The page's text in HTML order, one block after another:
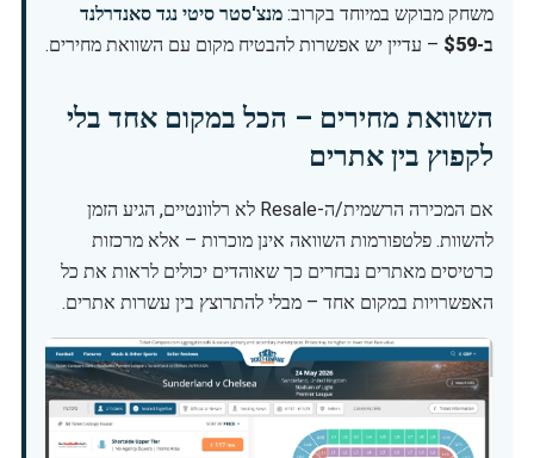
משחק מבוקש במיוחד בקרוב: מנצ'סטר סיטי נגד סאנדרלנד
ב-$59 – עדיין יש אפשרות להבטיח מקום עם השוואת מחירים.
השוואת מחירים – הכל במקום אחד בלי
לקפוץ בין אתרים
אם המכירה הרשמית/ה-Resale לא רלוונטיים, הגיע הזמן
להשוות. פלטפורמות השוואה אינן מוכרות – אלא מרכזות
כרטיסים מאתרים נבחרים כך שאוהדים יכולים לראות את כל
האפשרויות במקום אחד – מבלי להתרוצץ בין עשרות אתרים.